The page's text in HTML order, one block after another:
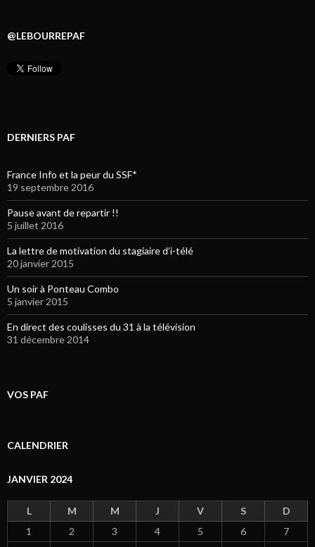
@LEBOURREPAF
DERNIERS PAF
France Info et la peur du SSF*
19 septembre 2016
Pause avant de repartir !!
5 juillet 2016
La lettre de motivation du stagiaire d’i-télé
20 janvier 2015
Un soir à Ponteau Combo
5 janvier 2015
En direct des coulisses du 31 à la télévision
31 décembre 2014
VOS PAF
CALENDRIER
JANVIER 2024
L M M J V S
D
1
2 3 4 5 6
7